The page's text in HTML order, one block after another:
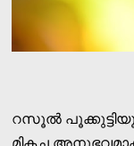
റസൂല്‍